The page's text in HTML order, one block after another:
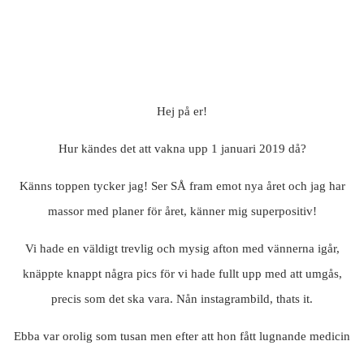
Hej på er!
Hur kändes det att vakna upp 1 januari 2019 då?
Känns toppen tycker jag! Ser SÅ fram emot nya året och jag har
massor med planer för året, känner mig superpositiv!
Vi hade en väldigt trevlig och mysig afton med vännerna igår,
knäppte knappt några pics för vi hade fullt upp med att umgås,
precis som det ska vara. Nån instagrambild, thats it.
Ebba var orolig som tusan men efter att hon fått lugnande medicin